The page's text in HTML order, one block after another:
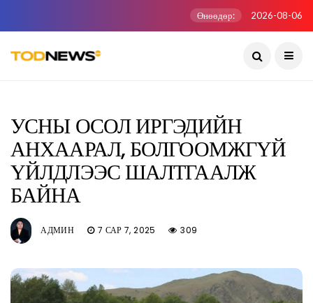
Өнөөдөр: 2026-08-06
УСНЫ ОСОЛ ИРГЭДИЙН
АНХААРАЛ, БОЛГООМЖГҮЙ
ҮЙЛДЛЭЭС ШАЛТГААЛЖ
БАЙНА
АДМИН 7 САР 7, 2025 309